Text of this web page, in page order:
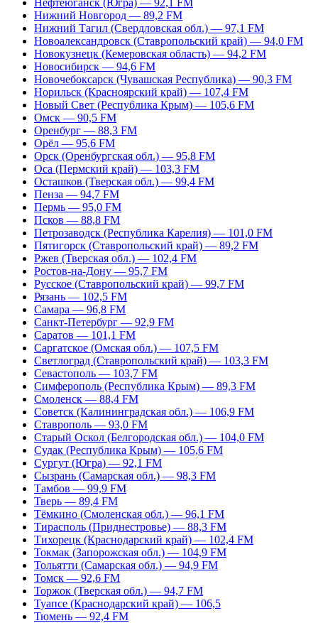
Нефтеюганск (Югра) — 92,1 FM
Нижний Новгород — 89,2 FM
Нижний Тагил (Свердловская обл.) — 97,1 FM
Новоалександровск (Ставропольский край) — 94,0 FM
Новокузнецк (Кемеровская область) — 94,2 FM
Новосибирск — 94,6 FM
Новочебоксарск (Чувашская Республика) — 90,3 FM
Норильск (Красноярский край) — 107,4 FM
Новый Свет (Республика Крым) — 105,6 FM
Омск — 90,5 FM
Оренбург — 88,3 FM
Орёл — 95,6 FM
Орск (Оренбургская обл.) — 95,8 FM
Оса (Пермский край) — 103,3 FM
Осташков (Тверская обл.) — 99,4 FM
Пенза — 94,7 FM
Пермь — 95,0 FM
Псков — 88,8 FM
Петрозаводск (Республика Карелия) — 101,0 FM
Пятигорск (Ставропольский край) — 89,2 FM
Ржев (Тверская обл.) — 102,4 FM
Ростов-на-Дону — 95,7 FM
Русское (Ставропольский край) — 99,7 FM
Рязань — 102,5 FM
Самара — 96,8 FM
Санкт-Петербург — 92,9 FM
Саратов — 101,1 FM
Саргатское (Омская обл.) — 107,5 FM
Светлоград (Ставропольский край) — 103,3 FM
Севастополь — 103,7 FM
Симферополь (Республика Крым) — 89,3 FM
Смоленск — 88,4 FM
Советск (Калининградская обл.) — 106,9 FM
Ставрополь — 93,0 FM
Старый Оскол (Белгородская обл.) — 104,0 FM
Судак (Республика Крым) — 105,6 FM
Сургут (Югра) — 92,1 FM
Сызрань (Самарская обл.) — 98,3 FM
Тамбов — 99,9 FM
Тверь — 89,4 FM
Тёмкино (Смоленская обл.) — 96,1 FM
Тирасполь (Приднестровье) — 88,3 FM
Тихорецк (Краснодарский край) — 102,4 FM
Токмак (Запорожская обл.) — 104,9 FM
Тольятти (Самарская обл.) — 94,9 FM
Томск — 92,6 FM
Торжок (Тверская обл.) — 94,7 FM
Туапсе (Краснодарский край) — 106,5
Тюмень — 92,4 FM